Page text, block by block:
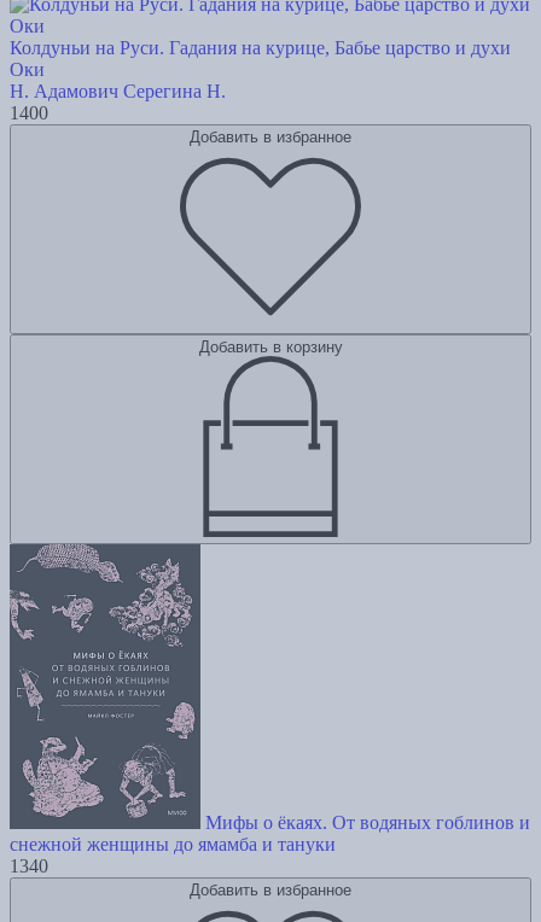
Колдуньи на Руси. Гадания на курице, Бабье царство и духи
Оки
Н. Адамович Серегина Н.
1400
Добавить в избранное
Добавить в корзину
Мифы о ёкаях. От водяных гоблинов и
снежной женщины до ямамба и тануки
1340
Добавить в избранное